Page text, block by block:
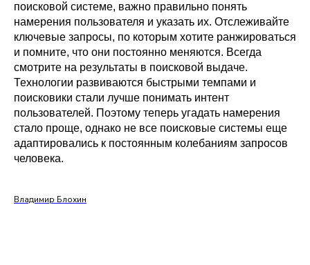
поисковой системе, важно правильно понять
намерения пользователя и указать их. Отслеживайте
ключевые запросы, по которым хотите ранжироваться
и помните, что они постоянно меняются. Всегда
смотрите на результаты в поисковой выдаче.
Технологии развиваются быстрыми темпами и
поисковики стали лучше понимать интент
пользователей. Поэтому теперь угадать намерения
стало проще, однако не все поисковые системы еще
адаптировались к постоянным колебаниям запросов
человека.
Владимир Блохин